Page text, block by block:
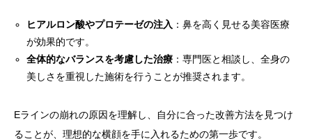
ヒアルロン酸やプロテーゼの注入 ：鼻を高く見せる美容医療
が効果的です。
全体的なバランスを考慮した治療 ：専門医と相談し、全身の
美しさを重視した施術を行うことが推奨されます。
Eラインの崩れの原因を理解し、自分に合った改善方法を見つけ
ることが、理想的な横顔を手に入れるための第一歩です。